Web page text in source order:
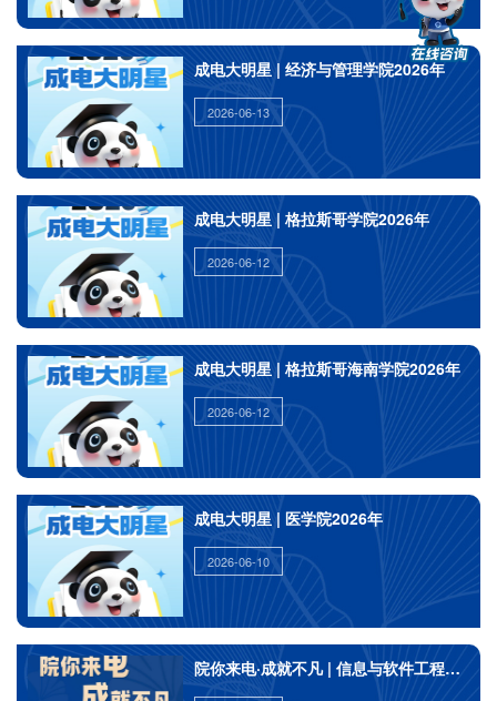
成电大明星 | 经济与管理学院2026年
2026-06-13
成电大明星 | 格拉斯哥学院2026年
2026-06-12
成电大明星 | 格拉斯哥海南学院2026年
2026-06-12
成电大明星 | 医学院2026年
2026-06-10
院你来电·成就不凡 | 信息与软件工程学院